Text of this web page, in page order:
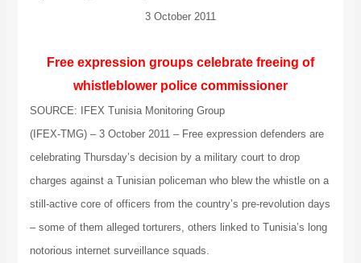
3 October 2011
Free expression groups celebrate freeing of
whistleblower police commissioner
SOURCE: IFEX Tunisia Monitoring Group
(IFEX-TMG) – 3 October 2011 – Free expression defenders are
celebrating Thursday’s decision by a military court to drop
charges against a Tunisian policeman who blew the whistle on a
still-active core of officers from the country’s pre-revolution days
– some of them alleged torturers, others linked to Tunisia’s long
notorious internet surveillance squads.